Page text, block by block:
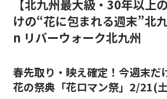
【北九州最大級・30年以上
けの“花に包まれる週末”北
n リバーウォーク北九州
春先取り・映え確定！今週末だ
花の祭典「花ロマン祭」2/21(